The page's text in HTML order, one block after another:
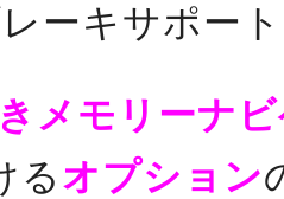
ーキサポー
メモリーナ
るオプション